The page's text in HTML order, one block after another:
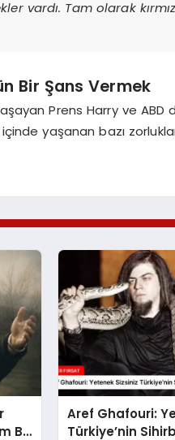
vardı. Tam olarak
Bir Şans Vermek
Prens Harry ve
içinde yaşanan bazı
Bir
Aref Ghafouri:
Türkiye’nin